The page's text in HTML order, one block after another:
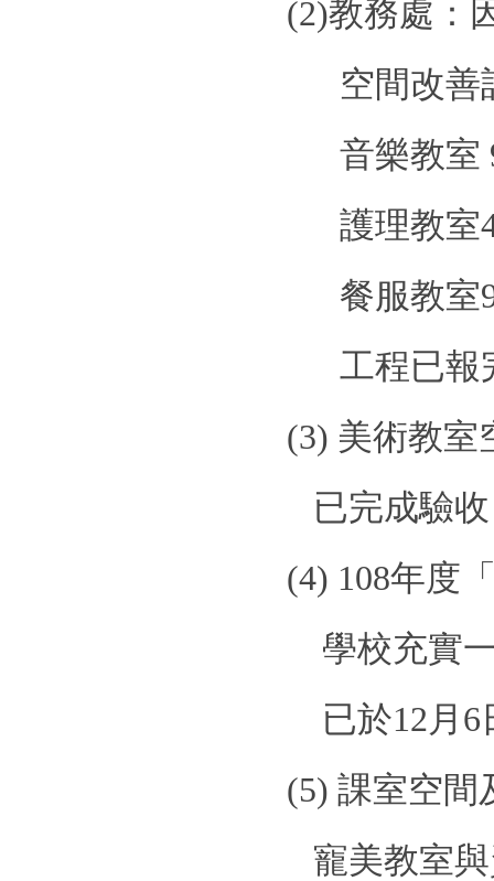
(2)教務處：
空間改善
音樂教室
護理教室
餐服教室
工程已報
(3) 美術教室
已完成驗收
(4) 108年度
學校充實
已於12月 6
(5) 課室空間
寵美教室